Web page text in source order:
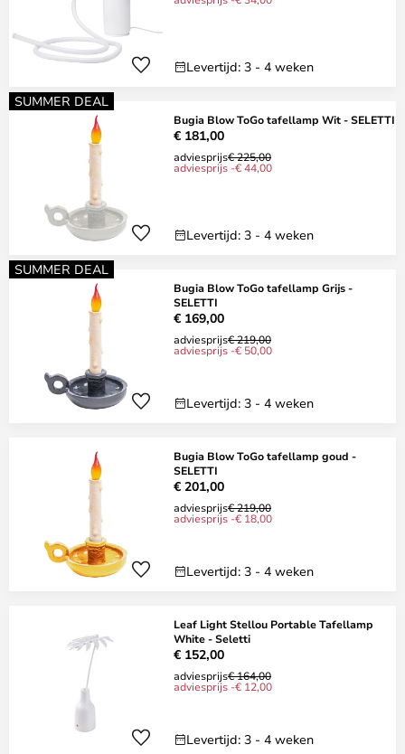
Levertijd: 3 - 4 weken
SUMMER DEAL
Bugia Blow ToGo tafellamp Wit - SELETTI
€ 181,00
adviesprijs€ 225,00
adviesprijs -€ 44,00
Levertijd: 3 - 4 weken
SUMMER DEAL
Bugia Blow ToGo tafellamp Grijs -
SELETTI
€ 169,00
adviesprijs€ 219,00
adviesprijs -€ 50,00
Levertijd: 3 - 4 weken
Bugia Blow ToGo tafellamp goud -
SELETTI
€ 201,00
adviesprijs€ 219,00
adviesprijs -€ 18,00
Levertijd: 3 - 4 weken
Leaf Light Stellou Portable Tafellamp
White - Seletti
€ 152,00
adviesprijs€ 164,00
adviesprijs -€ 12,00
Levertijd: 3 - 4 weken